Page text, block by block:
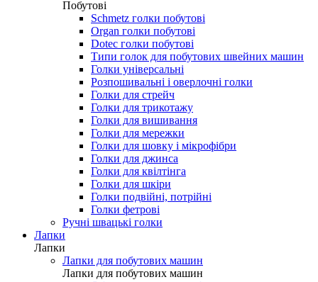
Побутові
Schmetz голки побутові
Organ голки побутові
Dotec голки побутові
Типи голок для побутових швейних машин
Голки універсальні
Розпошивальні і оверлочні голки
Голки для стрейч
Голки для трикотажу
Голки для вишивання
Голки для мережки
Голки для шовку і мікрофібри
Голки для джинса
Голки для квілтінга
Голки для шкіри
Голки подвійні, потрійні
Голки фетрові
Ручні швацькі голки
Лапки
Лапки
Лапки для побутових машин
Лапки для побутових машин